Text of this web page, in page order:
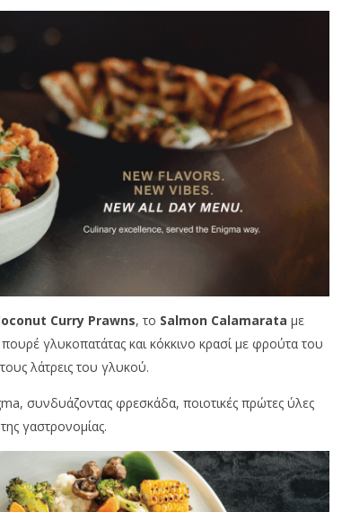
Curry Prawns, το Salmon Calamarata με
γλυκοπατάτας και κόκκινο κρασί με φρούτα του
λάτρεις του γλυκού.
συνδυάζοντας φρεσκάδα, ποιοτικές πρώτες ύλες
γαστρονομίας.